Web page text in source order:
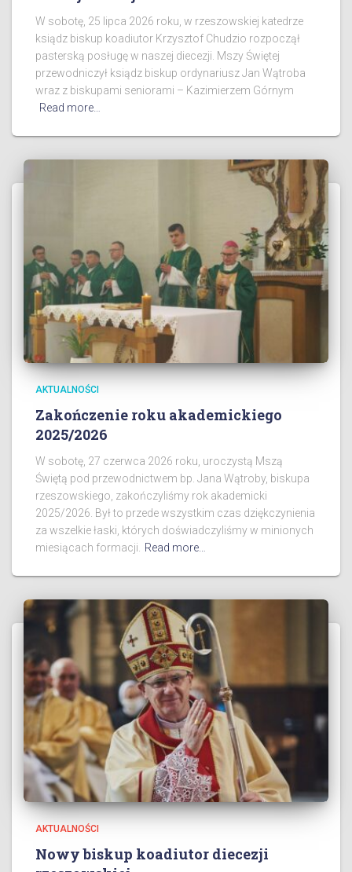
W sobotę, 25 lipca 2026 roku, w rzeszowskiej katedrze
ksiądz biskup koadiutor Krzysztof Chudzio rozpoczął
pasterską posługę w naszej diecezji. Mszy Świętej
przewodniczył ksiądz biskup ordynariusz Jan Wątroba
wraz z biskupami seniorami – Kazimierzem Górnym
Read more…
AKTUALNOŚCI
Zakończenie roku akademickiego
2025/2026
W sobotę, 27 czerwca 2026 roku, uroczystą Mszą
Świętą pod przewodnictwem bp. Jana Wątroby, biskupa
rzeszowskiego, zakończyliśmy rok akademicki
2025/2026. Był to przede wszystkim czas dziękczynienia
za wszelkie łaski, których doświadczyliśmy w minionych
miesiącach formacji.
Read more…
AKTUALNOŚCI
Nowy biskup koadiutor diecezji